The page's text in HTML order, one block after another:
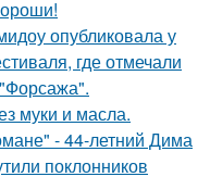
опубликовала у
где отмечали
муки и масла.
- 44-летний Дима
поклонников